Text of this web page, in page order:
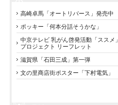
高崎卓馬「オートリバース」発売中
ポッキー「何本分話そうかな」
中京テレビ 乳がん啓発活動「ススメ」
プロジェクト リーフレット
滋賀県「石田三成」第一弾
文の里商店街ポスター「下村電気」